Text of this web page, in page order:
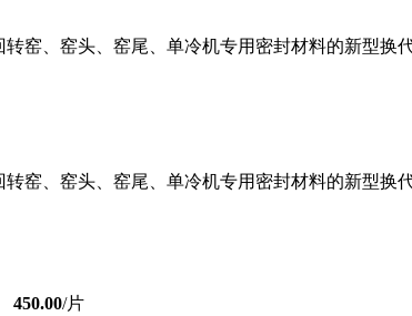
窑、窑头、窑尾、单冷机专用密封材料的新型换
窑、窑头、窑尾、单冷机专用密封材料的新型换
450.00/片